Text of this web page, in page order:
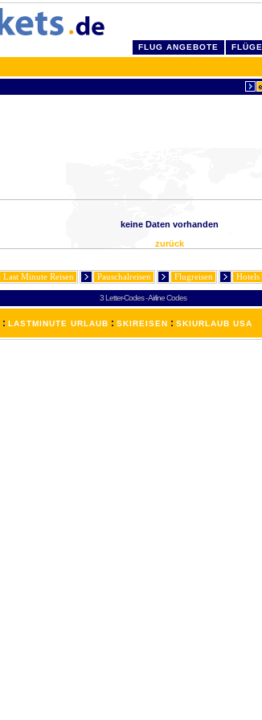
FLUG ANGEBOTE FLÜGE
keine Daten vorhanden
zurück
Last Minute Reisen Pauschalreisen Flugreisen Hotels
3 Letter-Codes-Airline Codes
: LASTMINUTE URLAUB : SKIREISEN : SKIURLAUB USA